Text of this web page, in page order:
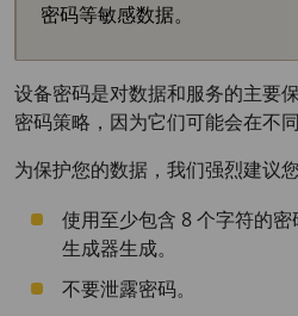
密码等敏感数据。
设备密码是对数据和服务的主要
密码策略，因为它们可能会在不
为保护您的数据，我们强烈建议您
使用至少包含 8 个字符的
生成器生成。
不要泄露密码。